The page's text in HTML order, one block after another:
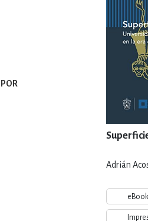
ESTILOS DE
INFANTILES,
Adrián
eBook